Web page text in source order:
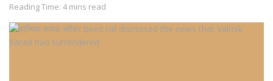
Reading Time: 4 mins read